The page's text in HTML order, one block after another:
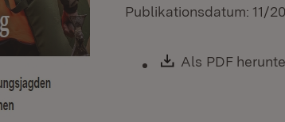
Publikationsdatum: 11/
Download:
Als PDF